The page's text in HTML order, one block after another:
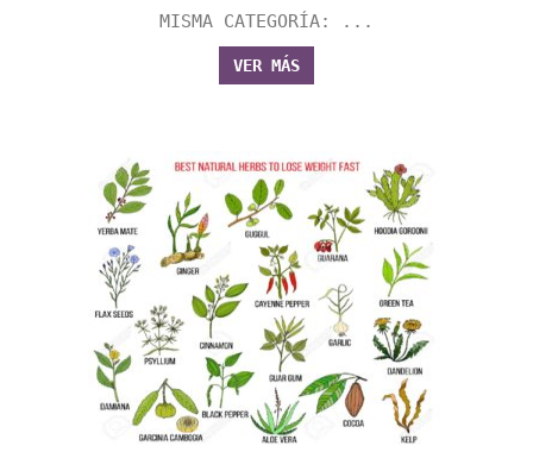
MISMA CATEGORÍA: ...
VER MÁS